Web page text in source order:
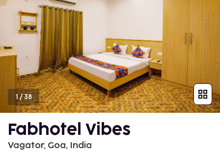
1/38
Fabhotel Vibes
Vagator, Goa, India